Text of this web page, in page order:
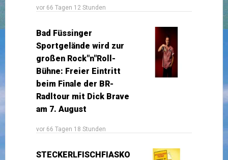
vor 66 Tagen 12 Stunden
Bad Füssinger
Sportgelände wird zur
großen Rock"n"Roll-
Bühne: Freier Eintritt
beim Finale der BR-
Radltour mit Dick Brave
am 7. August
vor 66 Tagen 18 Stunden
STECKERLFISCHFIASKO